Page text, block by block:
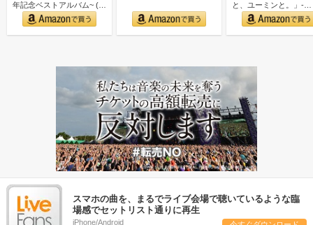
年記念ベストアルバム~ (初
回限…
と、ユーミンと。」-
GOLD DISC Editi…
スマホの曲を、まるでライブ会場で聴いているような臨
場感でセットリスト通りに再生
iPhone/Android